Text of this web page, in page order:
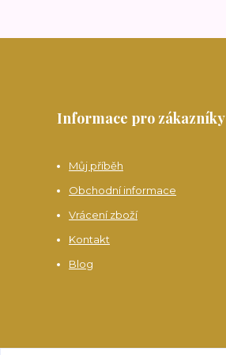
Informace pro zákazníky
Můj příběh
Obchodní informace
Vrácení zboží
Kontakt
Blog